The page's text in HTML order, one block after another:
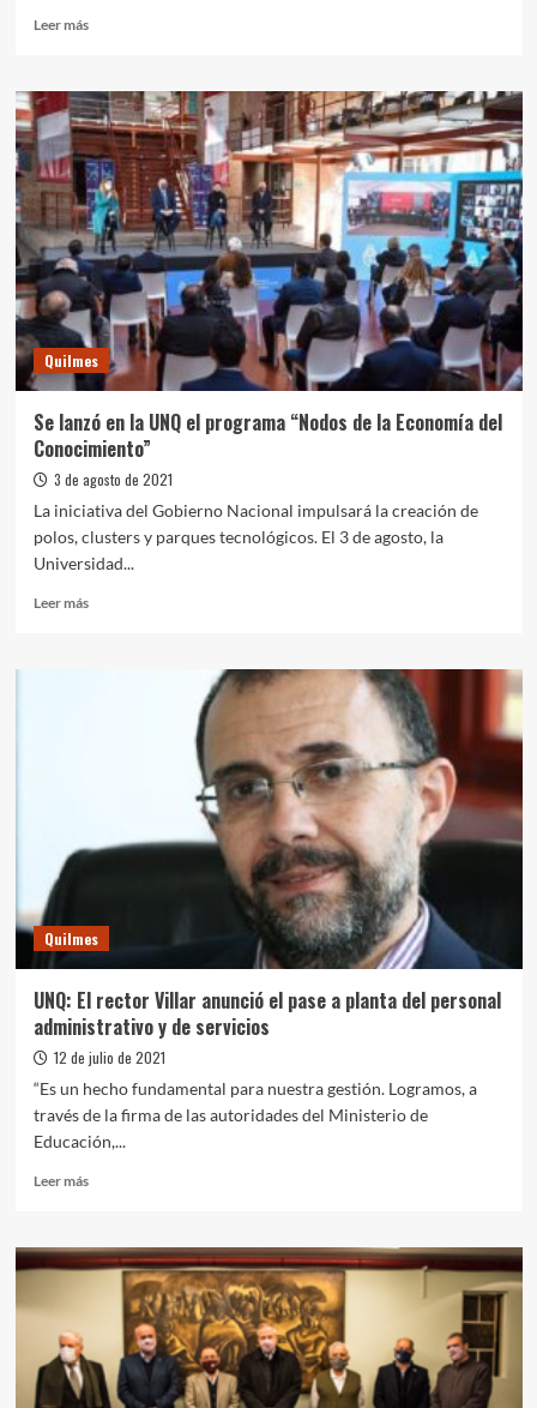
Leer másLeer
UNQ:
Asamblea
universitaria,
memoria
y
balance
2020
Quilmes
Se lanzó en la UNQ el programa “Nodos de la Economía del
Conocimiento”
3 de agosto de 2021
La iniciativa del Gobierno Nacional impulsará la creación de
polos, clusters y parques tecnológicos. El 3 de agosto, la
Universidad...
Leer másLeer
de
Conocimiento”
Quilmes
UNQ: El rector Villar anunció el pase a planta del personal
administrativo y de servicios
12 de julio de 2021
“Es un hecho fundamental para nuestra gestión. Logramos, a
través de la firma de las autoridades del Ministerio de
Educación,...
Leer másLeer
UNQ:
El
rector
anunció
el
pase